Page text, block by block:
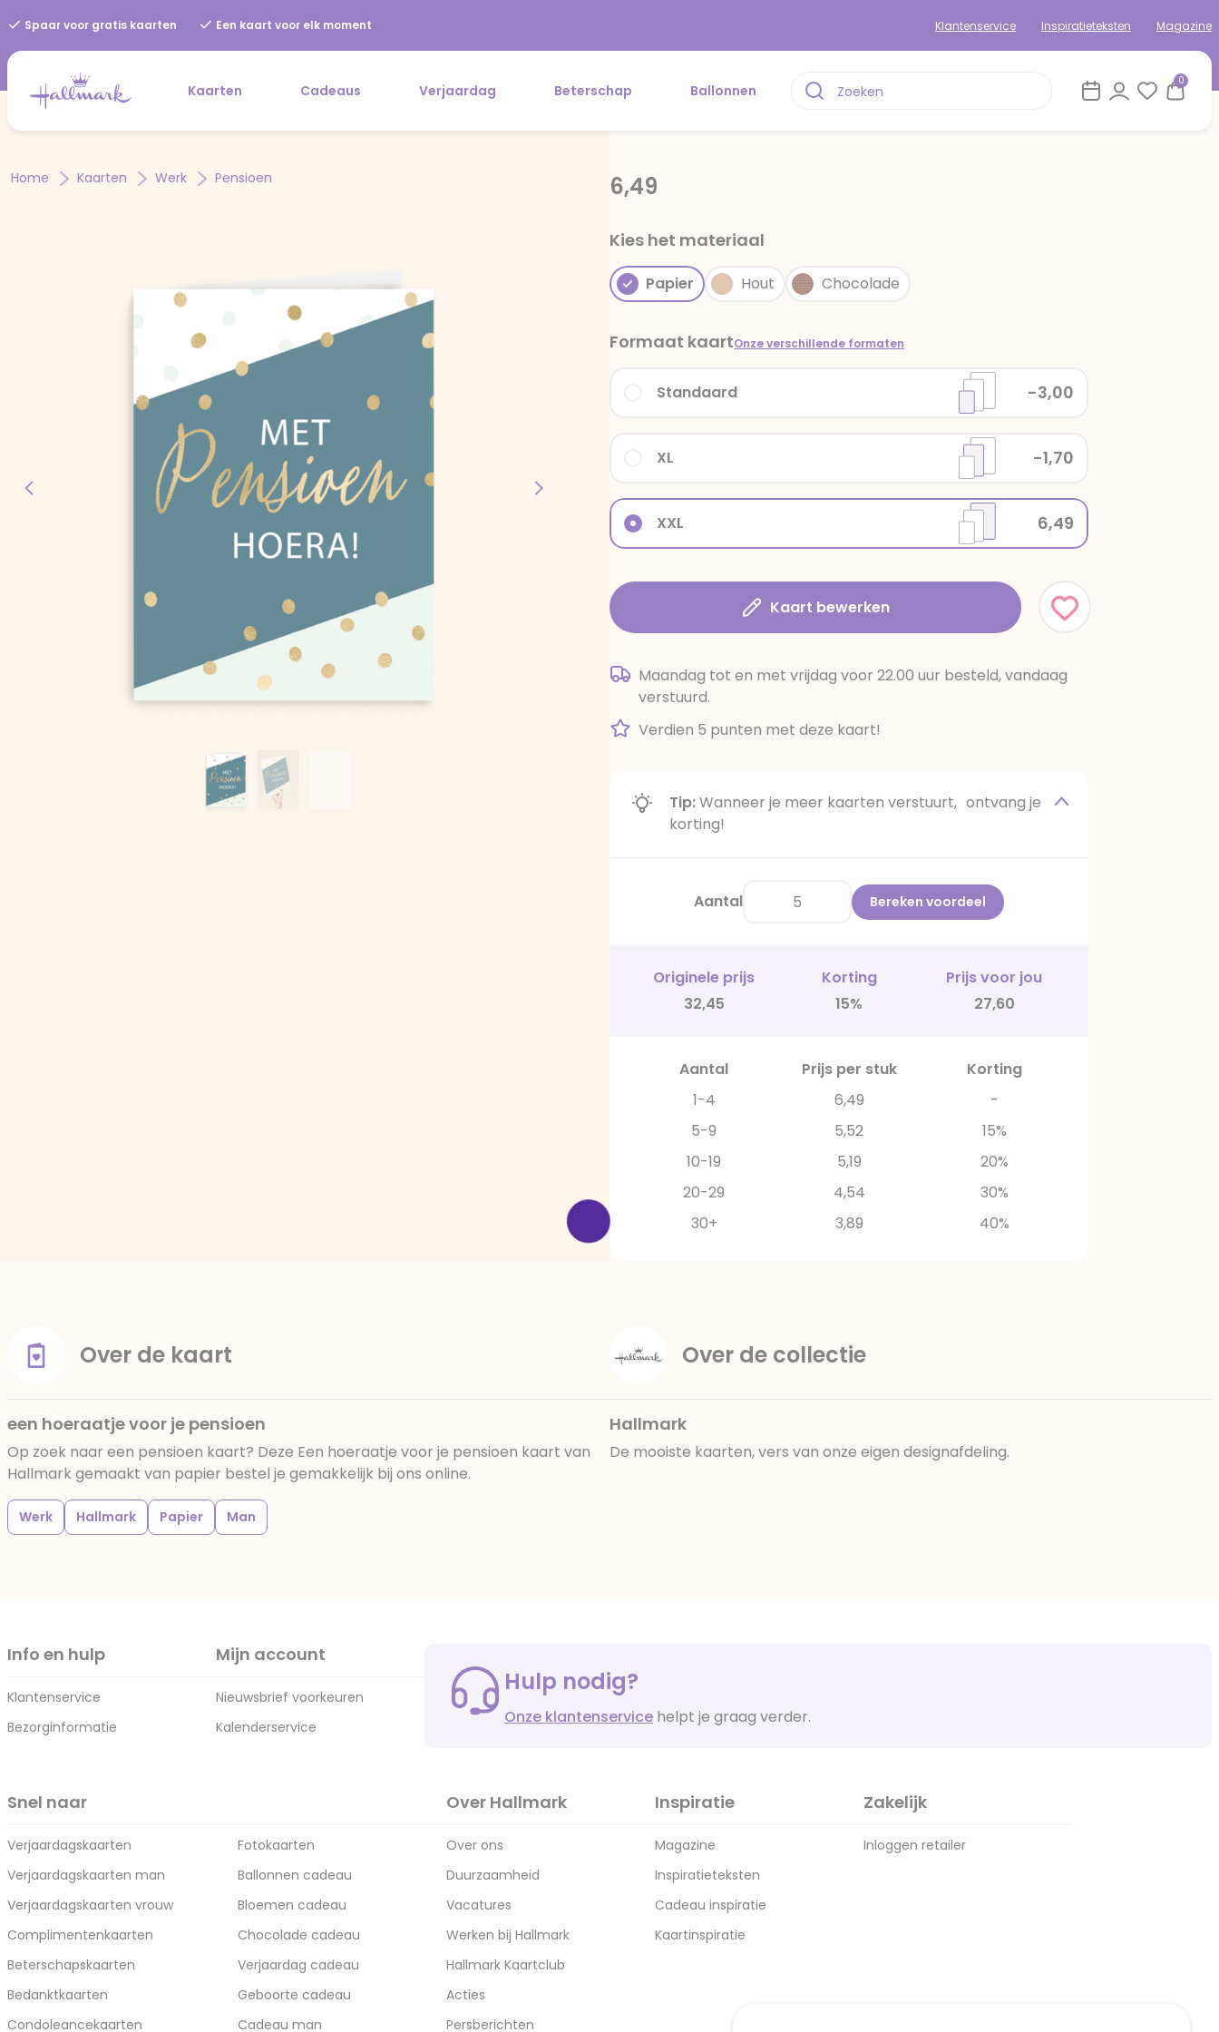
Spaar voor gratis kaarten Een kaart voor elk moment Klantenservice Inspiratieteksten Magazine
Kaarten Cadeaus Verjaardag Beterschap Ballonnen
0
Home Kaarten Werk Pensioen 6,49
Kies het materiaal
Papier Hout Chocolade
Formaat kaartOnze verschillende formaten
XXL 6,49
XL -1,70
Standaard -3,00
Kaart bewerken
Maandag tot en met vrijdag voor 22.00 uur besteld, vandaag
verstuurd.
Verdien 5 punten met deze kaart!
Tip:Wanneer je meer kaarten verstuurt, ontvang je
korting!
Aantal Bereken voordeel
Originele prijs Korting
Prijs voor jou
32,45
15% 27,60
Aantal Prijs per stuk
Korting
1-4
6,49
-
5-9
5,52
15%
10-19
5,19
20%
20-29
4,54
30%
30+
3,89 40%
Over de kaart
een hoeraatje voor je pensioen
Op zoek naar een pensioen kaart? Deze Een hoeraatje voor je pensioen kaart van
Hallmark gemaakt van papier bestel je gemakkelijk bij ons online.
Werk Hallmark Papier Man
Over de collectie
Hallmark
De mooiste kaarten, vers van onze eigen designafdeling.
Info en hulp
Klantenservice
Bezorginformatie
Mijn account
Nieuwsbrief voorkeuren
Kalenderservice
Hulp nodig?
Onze klantenservice helpt je graag verder.
Snel naar
Verjaardagskaarten
Verjaardagskaarten man
Verjaardagskaarten vrouw
Complimentenkaarten
Beterschapskaarten
Bedanktkaarten
Condoleancekaarten
Fotokaarten
Ballonnen cadeau
Bloemen cadeau
Chocolade cadeau
Verjaardag cadeau
Geboorte cadeau
Cadeau man
Over Hallmark
Over ons
Duurzaamheid
Vacatures
Werken bij Hallmark
Hallmark Kaartclub
Acties
Persberichten
Inspiratie
Magazine
Inspiratieteksten
Cadeau inspiratie
Kaartinspiratie
Zakelijk
Inloggen retailer